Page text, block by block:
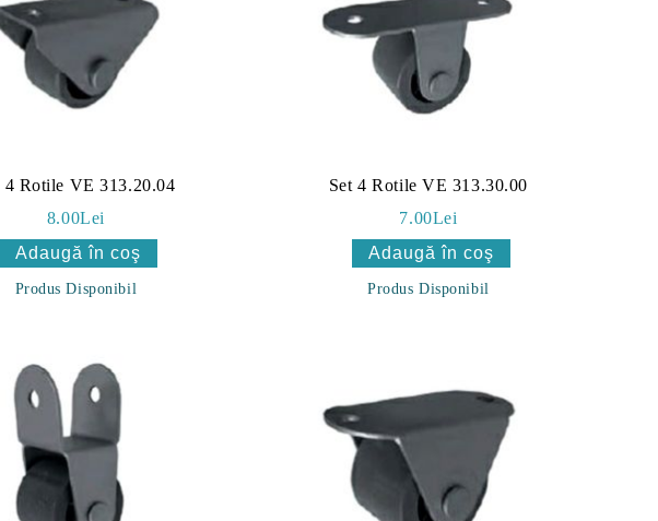
4 Rotile VE 313.20.04
8.00Lei
Produs Disponibil
Set 4 Rotile VE 313.30.00
7.00Lei
Produs Disponibil